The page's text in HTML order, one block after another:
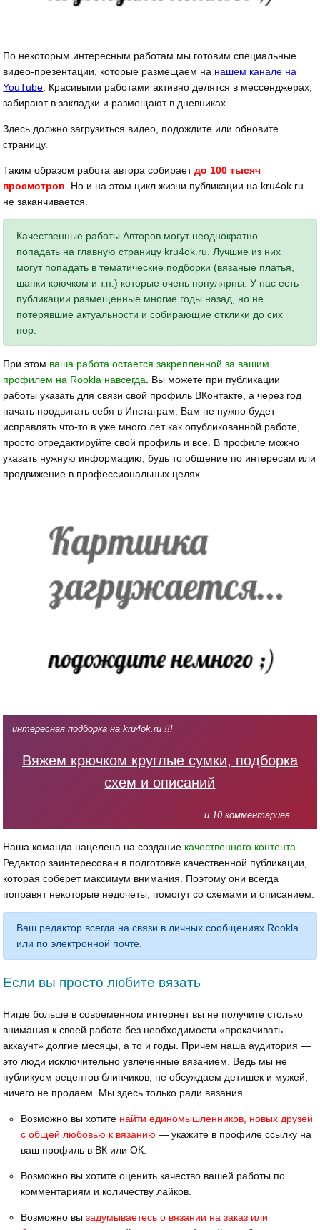
По некоторым интересным работам мы готовим специальные
видео-презентации, которые размещаем на нашем канале на
YouTube . Красивыми работами активно делятся в мессенджерах,
забирают в закладки и размещают в дневниках.
Здесь должно загрузиться видео, подождите или обновите
страницу.
Таким образом работа автора собираетдо 100 тысяч
просмотров . Но и на этом цикл жизни публикации на kru4ok.ru
не заканчивается.
Качественные работы Авторов могут неоднократно
попадать на главную страницу kru4ok.ru. Лучшие из них
могут попадать в тематические подборки (вязаные платья,
шапки крючком и т.п.) которые очень популярны. У нас есть
публикации размещенные многие годы назад, но не
потерявшие актуальности и собирающие отклики до сих
пор.
При этом ваша работа остается закрепленной за вашим
профилем на Rookla навсегда . Вы можете при публикации
работы указать для связи свой профиль ВКонтакте, а через год
начать продвигать себя в Инстаграм. Вам не нужно будет
исправлять что-то в уже много лет как опубликованной работе,
просто отредактируйте свой профиль и все. В профиле можно
указать нужную информацию, будь то общение по интересам или
продвижение в профессиональных целях.
интересная подборка на kru4ok.ru !!!
Вяжем крючком круглые сумки, подборка
схем и описаний
... и 10 комментариев
Наша команда нацелена на создание качественного контента
Редактор заинтересован в подготовке качественной публикации,
которая соберет максимум внимания. Поэтому они всегда
поправят некоторые недочеты, помогут со схемами и описанием.
Ваш редактор всегда на связи в личных сообщениях Rookla
или по электронной почте.
Если вы просто любите вязать
Нигде больше в современном интернет вы не получите столько
внимания к своей работе без необходимости «прокачивать
аккаунт» долгие месяцы, а то и годы. Причем наша аудитория —
это люди исключительно увлеченные вязанием. Ведь мы не
публикуем рецептов блинчиков, не обсуждаем детишек и мужей,
ничего не продаем. Мы здесь только ради вязания.
Возможно вы хотите найти единомышленников, новых друзей
с общей любовью к вязанию — укажите в профиле ссылку на
ваш профиль в ВК или ОК.
Возможно вы хотите оценить качество вашей работы по
комментариям и количеству лайков.
Возможно вы задумываетесь о вязании на заказ или